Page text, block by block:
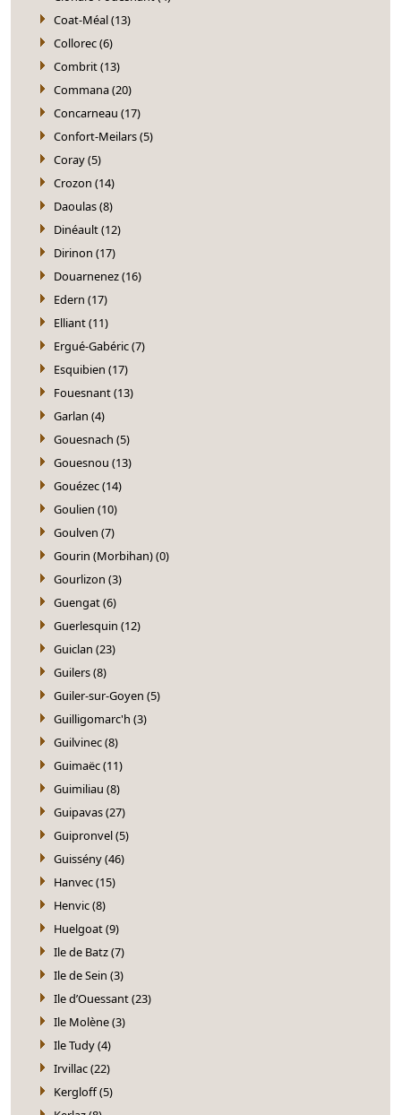
Coat-Méal (13)
Collorec (6)
Combrit (13)
Commana (20)
Concarneau (17)
Confort-Meilars (5)
Coray (5)
Crozon (14)
Daoulas (8)
Dinéault (12)
Dirinon (17)
Douarnenez (16)
Edern (17)
Elliant (11)
Ergué-Gabéric (7)
Esquibien (17)
Fouesnant (13)
Garlan (4)
Gouesnach (5)
Gouesnou (13)
Gouézec (14)
Goulien (10)
Goulven (7)
Gourin (Morbihan) (0)
Gourlizon (3)
Guengat (6)
Guerlesquin (12)
Guiclan (23)
Guilers (8)
Guiler-sur-Goyen (5)
Guilligomarc'h (3)
Guilvinec (8)
Guimaëc (11)
Guimiliau (8)
Guipavas (27)
Guipronvel (5)
Guissény (46)
Hanvec (15)
Henvic (8)
Huelgoat (9)
Ile de Batz (7)
Ile de Sein (3)
Ile d’Ouessant (23)
Ile Molène (3)
Ile Tudy (4)
Irvillac (22)
Kergloff (5)